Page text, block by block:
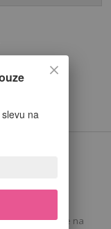
Tešiť sa môžete na
na